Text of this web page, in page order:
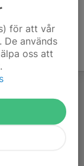
för att vår
används
oss att